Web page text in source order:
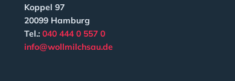
Koppel 97
20099 Hamburg
Tel.: 040 444 0 557 0
info@wollmilchsau.de